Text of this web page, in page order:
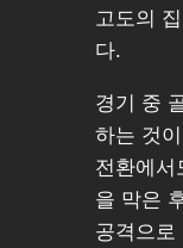
고도의
다.
경기 중
하는 것
전환에서
을 막은
공격으로